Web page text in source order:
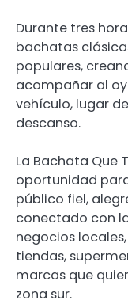
Durante tres
bachatas
populares,
acompañar al
vehículo, lugar
descanso.
La Bachata Que
oportunidad
público fiel,
conectado con
negocios
tiendas,
marcas que
zona sur.